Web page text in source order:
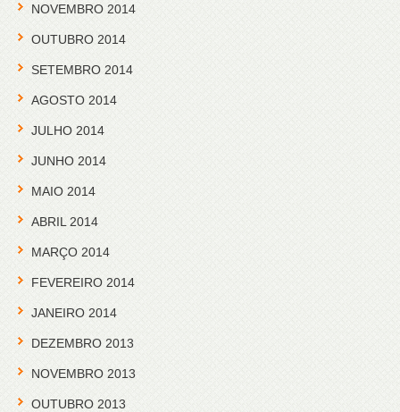
NOVEMBRO 2014
OUTUBRO 2014
SETEMBRO 2014
AGOSTO 2014
JULHO 2014
JUNHO 2014
MAIO 2014
ABRIL 2014
MARÇO 2014
FEVEREIRO 2014
JANEIRO 2014
DEZEMBRO 2013
NOVEMBRO 2013
OUTUBRO 2013